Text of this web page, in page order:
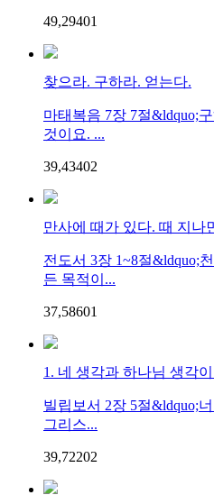
49,29401
찾으라. 구하라. 얻는다.
마태복음 7장 7절&ldquo;
것이요. ...
39,43402
만사에 때가 있다. 때 지나
전도서 3장 1~8절&ldquo;
든 목적이...
37,58601
1. 네 생각과 하나님 생각
빌립보서 2장 5절&ldquo;
그리스...
39,72202